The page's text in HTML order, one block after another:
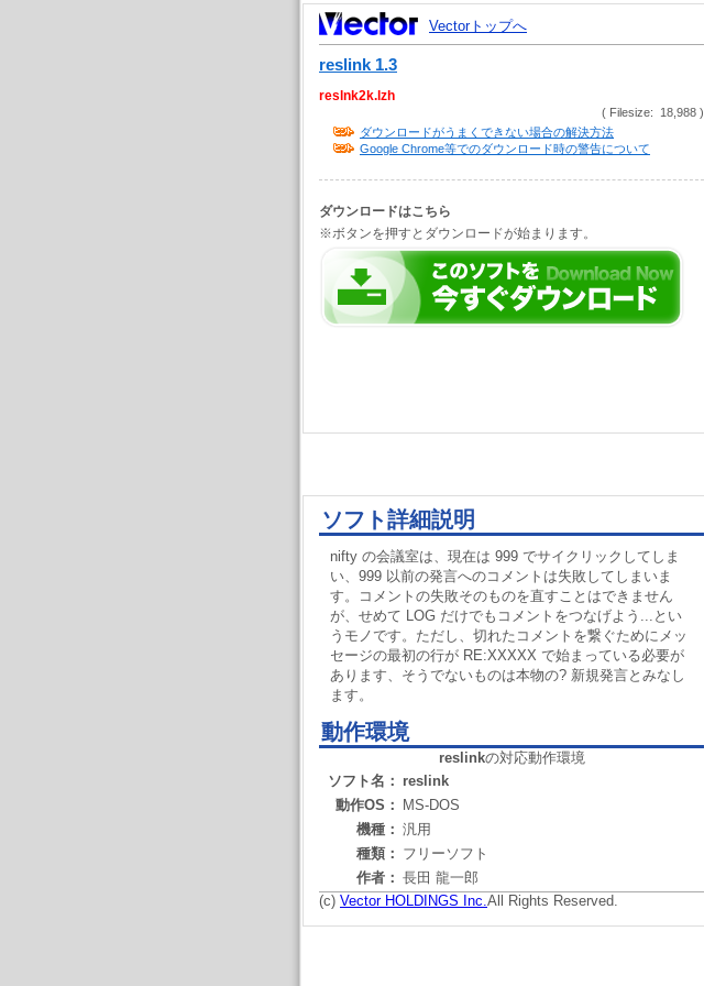
Vectorトップへ
reslink 1.3
reslnk2k.lzh
( Filesize: 18,988 )
ダウンロードがうまくできない場合の解決方法
Google Chrome等でのダウンロード時の警告について
ダウンロードはこちら
※ボタンを押すとダウンロードが始まります。
ソフト詳細説明
nifty の会議室は、現在は 999 でサイクリックしてしま
い、999 以前の発言へのコメントは失敗してしまいま
す。コメントの失敗そのものを直すことはできません
が、せめて LOG だけでもコメントをつなげよう...とい
うモノです。ただし、切れたコメントを繋ぐためにメッ
セージの最初の行が RE:XXXXX で始まっている必要が
あります、そうでないものは本物の? 新規発言とみなし
ます。
動作環境
reslinkの対応動作環境
ソフト名： reslink
動作OS：
MS-DOS
機種： 汎用
種類： フリーソフト
作者： 長田 龍一郎
(c) Vector HOLDINGS Inc.All Rights Reserved.